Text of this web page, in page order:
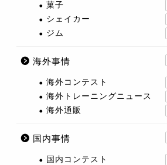
菓子
シェイカー
ジム
海外事情
海外コンテスト
海外トレーニングニュース
海外通販
国内事情
国内コンテスト